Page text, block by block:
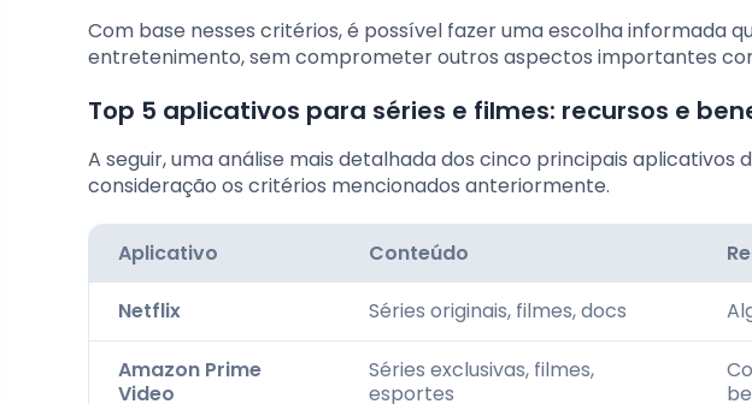
Com base nesses critérios, é possível fazer uma escolha informada
entretenimento, sem comprometer outros aspectos importantes
Top 5 aplicativos para séries e filmes: recursos e
A seguir, uma análise mais detalhada dos cinco principais aplicativos
consideração os critérios mencionados anteriormente.
Aplicativo Conteúdo
Netflix Séries originais, filmes, docs
Amazon Prime
Video
Séries exclusivas, filmes,
esportes